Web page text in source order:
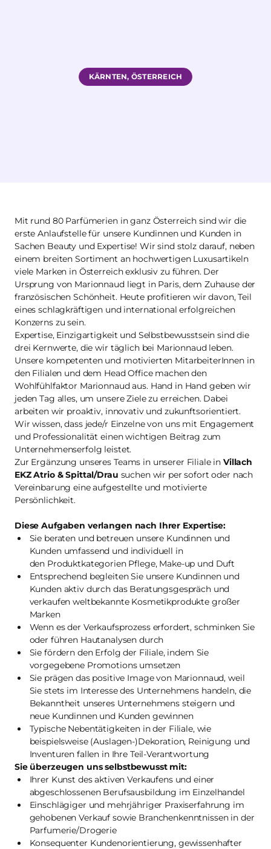
KÄRNTEN, ÖSTERREICH
Mit rund 80 Parfümerien in ganz Österreich sind wir die
erste Anlaufstelle für unsere Kundinnen und Kunden in
Sachen Beauty und Expertise! Wir sind stolz darauf, neben
einem breiten Sortiment an hochwertigen Luxusartikeln
viele Marken in Österreich exklusiv zu führen. Der
Ursprung von Marionnaud liegt in Paris, dem Zuhause der
französischen Schönheit. Heute profitieren wir davon, Teil
eines schlagkräftigen und international erfolgreichen
Konzerns zu sein.
Expertise, Einzigartigkeit und Selbstbewusstsein sind die
drei Kernwerte, die wir täglich bei Marionnaud leben.
Unsere kompetenten und motivierten MitarbeiterInnen in
den Filialen und dem Head Office machen den
Wohlfühlfaktor Marionnaud aus. Hand in Hand geben wir
jeden Tag alles, um unsere Ziele zu erreichen. Dabei
arbeiten wir proaktiv, innovativ und zukunftsorientiert.
Wir wissen, dass jede/r Einzelne von uns mit Engagement
und Professionalität einen wichtigen Beitrag zum
Unternehmenserfolg leistet.
Zur Ergänzung unseres Teams in unserer Filiale in Villach
EKZ Atrio & Spittal/Drau suchen wir per sofort oder nach
Vereinbarung eine aufgestellte und motivierte
Persönlichkeit.
Diese Aufgaben verlangen nach Ihrer Expertise:
Sie beraten und betreuen unsere Kundinnen und
Kunden umfassend und individuell in
den Produktkategorien Pflege, Make-up und Duft
Entsprechend begleiten Sie unsere Kundinnen und
Kunden aktiv durch das Beratungsgespräch und
verkaufen weltbekannte Kosmetikprodukte großer
Marken
Wenn es der Verkaufsprozess erfordert, schminken Sie
oder führen Hautanalysen durch
Sie fördern den Erfolg der Filiale, indem Sie
vorgegebene Promotions umsetzen
Sie prägen das positive Image von Marionnaud, weil
Sie stets im Interesse des Unternehmens handeln, die
Bekanntheit unseres Unternehmens steigern und
neue Kundinnen und Kunden gewinnen
Typische Nebentätigkeiten in der Filiale, wie
beispielsweise (Auslagen-)Dekoration, Reinigung und
Inventuren fallen in Ihre Teil-Verantwortung
Sie überzeugen uns selbstbewusst mit:
Ihrer Kunst des aktiven Verkaufens und einer
abgeschlossenen Berufsausbildung im Einzelhandel
Einschlägiger und mehrjähriger Praxiserfahrung im
gehobenen Verkauf sowie Branchenkenntnissen in der
Parfumerie/Drogerie
Konsequenter Kundenorientierung, gewissenhafter